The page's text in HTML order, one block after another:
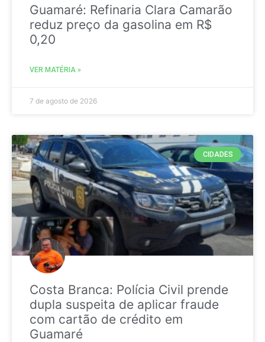
Guamaré: Refinaria Clara Camarão
reduz preço da gasolina em R$
0,20
VER MATÉRIA »
7 de agosto de 2026
CIDADES
Costa Branca: Polícia Civil prende
dupla suspeita de aplicar fraude
com cartão de crédito em
Guamaré